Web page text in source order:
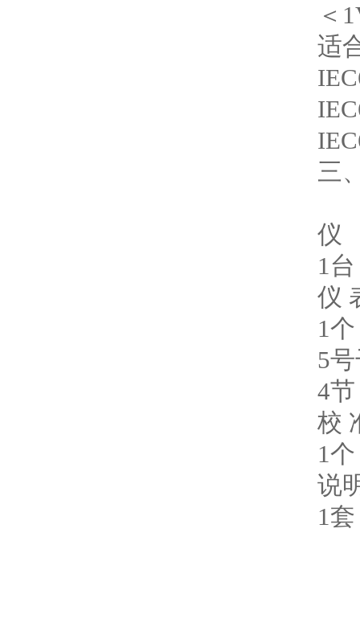
＜
适
三
仪
1台
仪
1个
5
4节
校
1个
说
1套